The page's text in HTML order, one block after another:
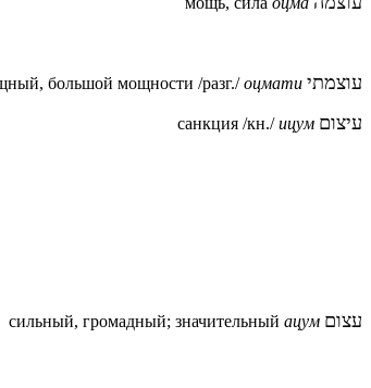
большой мощности /разг./оцмати עוצמתי
санкция /кн./ицум עיצום
сильный, громадный; значительный ацум עצום